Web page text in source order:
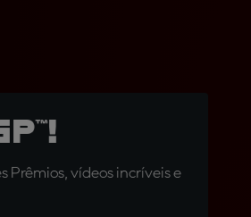
Prêmios, vídeos incríveis e